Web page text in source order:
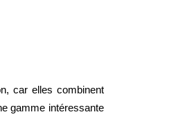
car elles combinent
gamme intéressante